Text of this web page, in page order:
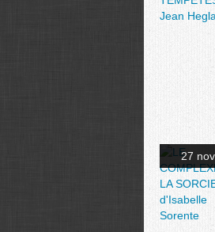
27 nov.